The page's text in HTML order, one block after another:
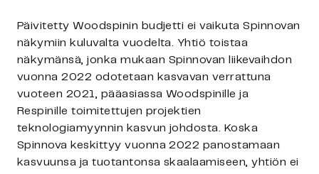
Päivitetty Woodspinin budjetti ei vaikuta Spinnovan
näkymiin kuluvalta vuodelta. Yhtiö toistaa
näkymänsä, jonka mukaan Spinnovan liikevaihdon
vuonna 2022 odotetaan kasvavan verrattuna
vuoteen 2021, pääasiassa Woodspinille ja
Respinille toimitettujen projektien
teknologiamyynnin kasvun johdosta. Koska
Spinnova keskittyy vuonna 2022 panostamaan
kasvuunsa ja tuotantonsa skaalaamiseen, yhtiön ei